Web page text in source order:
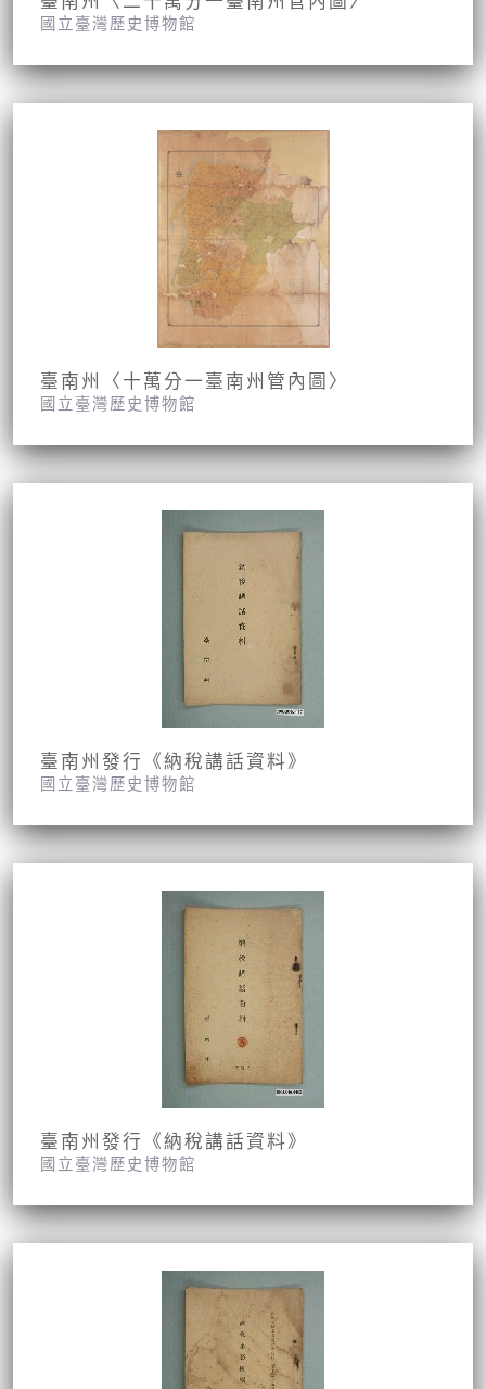
國立臺灣歷史博物館
臺南州〈十萬分一臺南州管內圖〉
國立臺灣歷史博物館
臺南州發行《納稅講話資料》
國立臺灣歷史博物館
臺南州發行《納稅講話資料》
國立臺灣歷史博物館